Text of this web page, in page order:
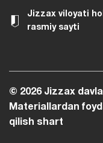
Jizzax viloyati
rasmiy sayti
© 2026 Jizzax
Materiallardan
qilish shart